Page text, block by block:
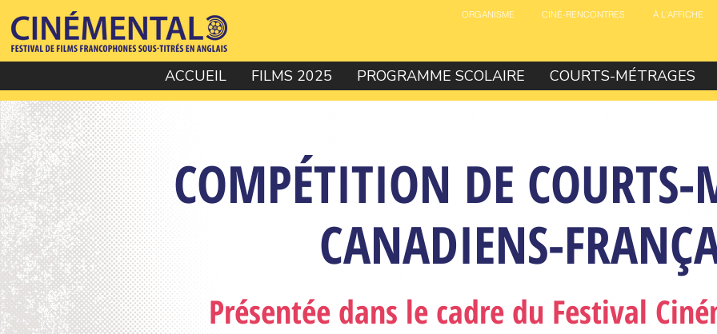
ORGANISME CINÉ-RENCONTRES À L'AFFICHE
ACCUEIL FILMS 2025 PROGRAMME SCOLAIRE COURTS-MÉTRAGES
COMPÉTITION DE COURTS-
CANADIENS-
Présentée dans le cadre du Festival